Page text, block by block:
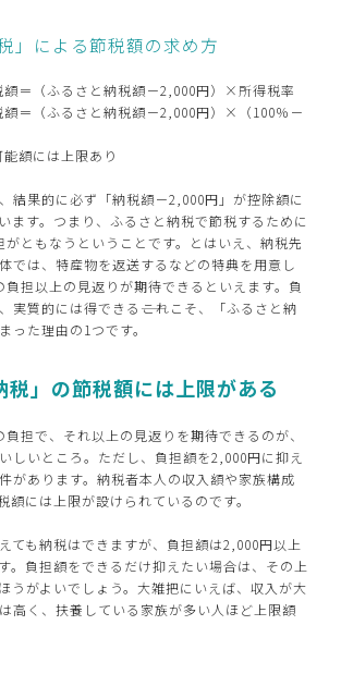
」による節税額の求め方
額＝（ふるさと納税額－2,000円）×所得税率
額＝（ふるさと納税額－2,000円）×（100％－
額には上限あり
結果的に必ず「納税額－2,000円」が控除額に
ます。つまり、ふるさと納税で節税するために
がともなうということです。とはいえ、納税先
では、特産物を返送するなどの特典を用意し
負担以上の見返りが期待できるといえます。負
実質的には得できる――これこそ、「ふるさと納
った理由の1つです。
税」の節税額には上限がある
負担で、それ以上の見返りを期待できるのが、
しいところ。ただし、負担額を2,000円に抑え
があります。納税者本人の収入額や家族構成
額には上限が設けられているのです。
ても納税はできますが、負担額は2,000円以上
。負担額をできるだけ抑えたい場合は、その上
うがよいでしょう。大雑把にいえば、収入が大
高く、扶養している家族が多い人ほど上限額